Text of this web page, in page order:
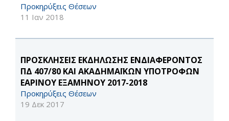
Προκηρύξεις Θέσεων
11 Ιαν 2018
ΠΡΟΣΚΛΗΣΕΙΣ ΕΚΔΗΛΩΣΗΣ ΕΝΔΙΑΦΕΡΟΝΤΟΣ
ΠΔ 407/80 ΚΑΙ ΑΚΑΔΗΜΑΪΚΩΝ ΥΠΟΤΡΟΦΩΝ
ΕΑΡΙΝΟΥ ΕΞΑΜΗΝΟΥ 2017-2018
Προκηρύξεις Θέσεων
19 Δεκ 2017